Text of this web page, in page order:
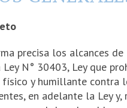
precisa los alcances de
N° 30403, Ley que
y humillante contra
en adelante la Ley y,